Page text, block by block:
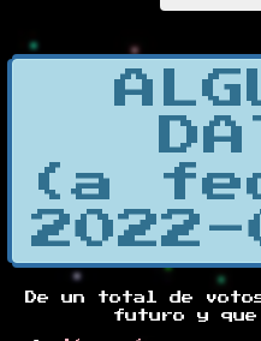
(a
2022-
De un total de
futuro y